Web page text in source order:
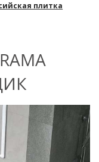
плитка